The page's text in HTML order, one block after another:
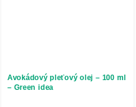
Avokádový pleťový olej – 100 ml
– Green idea